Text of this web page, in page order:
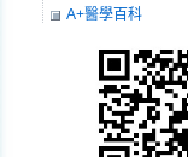
A+醫學百科